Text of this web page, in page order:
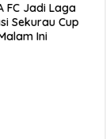
Kutim Peduli
Green
di